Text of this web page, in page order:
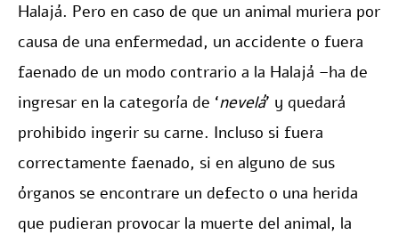
Halajá. Pero en caso de que un animal muriera por
causa de una enfermedad, un accidente o fuera
faenado de un modo contrario a la Halajá –ha de
ingresar en la categoría de ‘nevelá’ y quedará
prohibido ingerir su carne. Incluso si fuera
correctamente faenado, si en alguno de sus
órganos se encontrare un defecto o una herida
que pudieran provocar la muerte del animal, la